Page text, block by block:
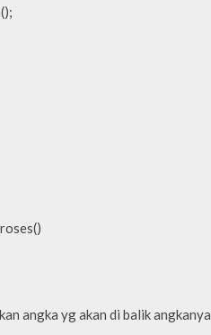
angka yg akan di balik